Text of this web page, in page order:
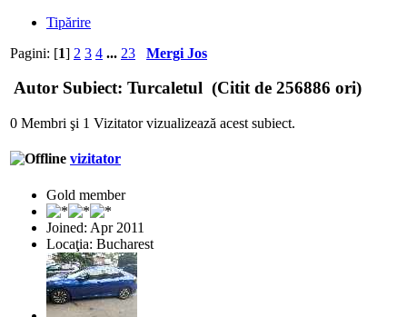
Tipărire
Pagini: [1] 2 3 4 ... 23 Mergi Jos
Autor Subiect: Turcaletul (Citit de 256886 ori)
0 Membri şi 1 Vizitator vizualizează acest subiect.
vizitator
Gold member
Joined: Apr 2011
Locaţia: Bucharest